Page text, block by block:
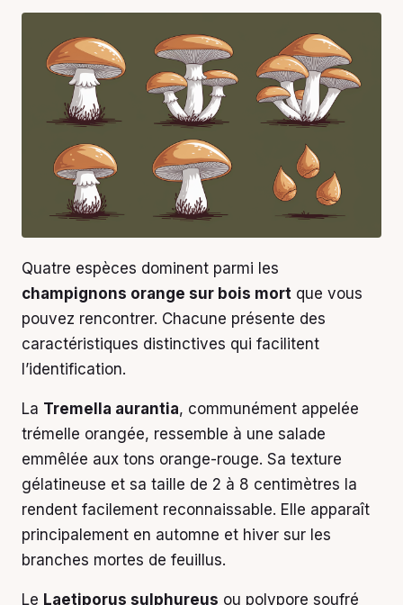
Quatre espèces dominent parmi les
champignons orange sur bois mort que vous
pouvez rencontrer. Chacune présente des
caractéristiques distinctives qui facilitent
l’identification.
La Tremella aurantia, communément appelée
trémelle orangée, ressemble à une salade
emmêlée aux tons orange-rouge. Sa texture
gélatineuse et sa taille de 2 à 8 centimètres la
rendent facilement reconnaissable. Elle apparaît
principalement en automne et hiver sur les
branches mortes de feuillus.
Le Laetiporus sulphureus ou polypore soufré